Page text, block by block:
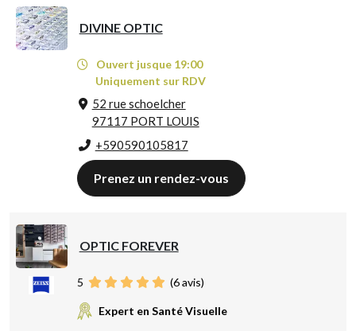
DIVINE OPTIC
Ouvert jusque 19:00
Uniquement sur RDV
52 rue schoelcher
97117 PORT LOUIS
+590590105817
Prenez un rendez-vous
OPTIC FOREVER
5 (6avis)
Expert en Santé Visuelle